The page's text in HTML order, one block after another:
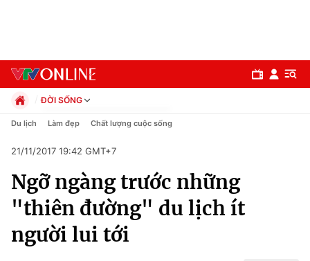
Chuyên mục
Chính trị
Xã hội
ĐỜI SỐNG
Chính trị
Pháp luật
Kinh tế
Thể thao
Truyền hình
Văn hóa - Giải trí
Du lịch Làm đẹp Chất lượng cuộc sống
21/11/2017 19:42 GMT+7
Ngỡ ngàng trước những
"thiên đường" du lịch ít
người lui tới